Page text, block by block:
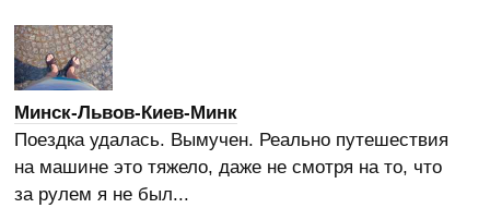
Минск-Львов-Киев-Минк
Поездка удалась. Вымучен. Реально путешествия
на машине это тяжело, даже не смотря на то, что
за рулем я не был...